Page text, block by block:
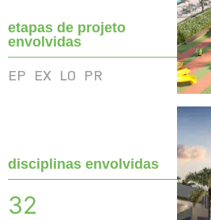
etapas de projeto
envolvidas
EP EX LO PR
disciplinas envolvidas
32